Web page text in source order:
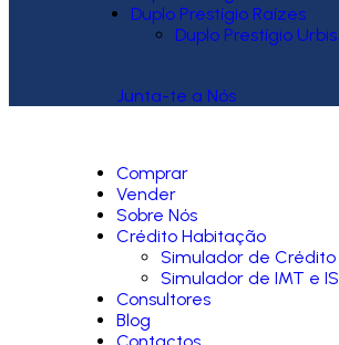
Duplo Prestígio Raízes
Duplo Prestígio Urbis
Junta-te a Nós
Comprar
Vender
Sobre Nós
Crédito Habitação
Simulador de Crédito
Simulador de IMT e IS
Consultores
Blog